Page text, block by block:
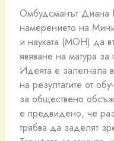
Омбудсманът Диана
намерението на
и науката (МОН) да
явяване на матура
Идеята е залегнала
на резултатите от
за обществено
е предвидено, че
трябва да заделят